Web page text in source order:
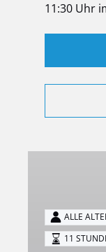
11:30 Uhr
Tour
(inkl.
Alpine
ALLE
11